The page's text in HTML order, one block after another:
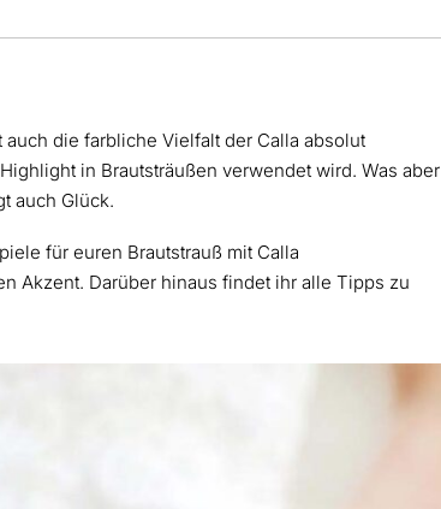
die farbliche Vielfalt der Calla absolut
in Brautsträußen verwendet wird. Was aber
auch Glück.
für euren Brautstrauß mit Calla
Akzent. Darüber hinaus findet ihr alle Tipps zu